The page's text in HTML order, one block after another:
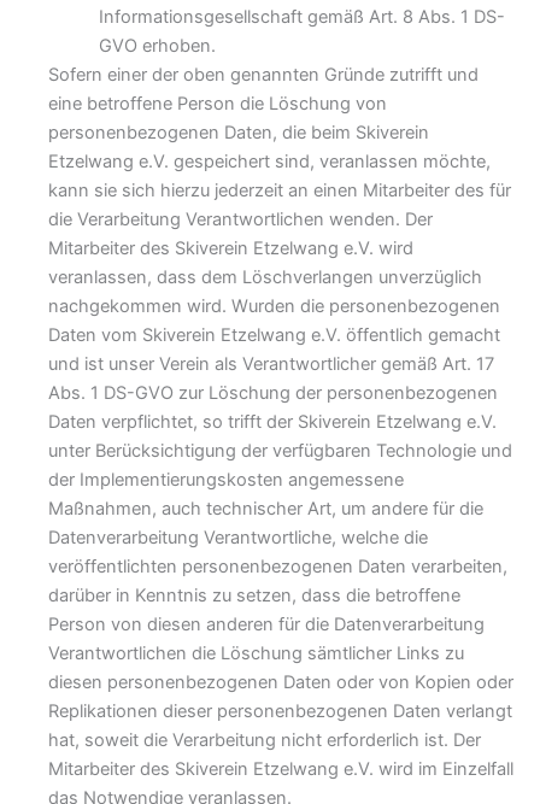
Informationsgesellschaft gemäß Art. 8 Abs. 1 DS-
GVO erhoben.
Sofern einer der oben genannten Gründe zutrifft und
eine betroffene Person die Löschung von
personenbezogenen Daten, die beim Skiverein
Etzelwang e.V. gespeichert sind, veranlassen möchte,
kann sie sich hierzu jederzeit an einen Mitarbeiter des für
die Verarbeitung Verantwortlichen wenden. Der
Mitarbeiter des Skiverein Etzelwang e.V. wird
veranlassen, dass dem Löschverlangen unverzüglich
nachgekommen wird. Wurden die personenbezogenen
Daten vom Skiverein Etzelwang e.V. öffentlich gemacht
und ist unser Verein als Verantwortlicher gemäß Art. 17
Abs. 1 DS-GVO zur Löschung der personenbezogenen
Daten verpflichtet, so trifft der Skiverein Etzelwang e.V.
unter Berücksichtigung der verfügbaren Technologie und
der Implementierungskosten angemessene
Maßnahmen, auch technischer Art, um andere für die
Datenverarbeitung Verantwortliche, welche die
veröffentlichten personenbezogenen Daten verarbeiten,
darüber in Kenntnis zu setzen, dass die betroffene
Person von diesen anderen für die Datenverarbeitung
Verantwortlichen die Löschung sämtlicher Links zu
diesen personenbezogenen Daten oder von Kopien oder
Replikationen dieser personenbezogenen Daten verlangt
hat, soweit die Verarbeitung nicht erforderlich ist. Der
Mitarbeiter des Skiverein Etzelwang e.V. wird im Einzelfall
das Notwendige veranlassen.